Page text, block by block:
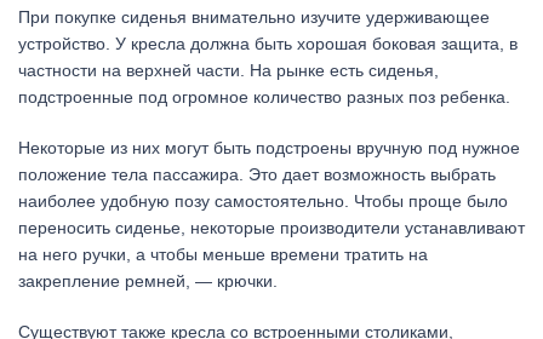
При покупке сиденья внимательно изучите удерживающее
устройство. У кресла должна быть хорошая боковая защита, в
частности на верхней части. На рынке есть сиденья,
подстроенные под огромное количество разных поз ребенка.
Некоторые из них могут быть подстроены вручную под нужное
положение тела пассажира. Это дает возможность выбрать
наиболее удобную позу самостоятельно. Чтобы проще было
переносить сиденье, некоторые производители устанавливают
на него ручки, а чтобы меньше времени тратить на
закрепление ремней, — крючки.
Существуют также кресла со встроенными столиками,